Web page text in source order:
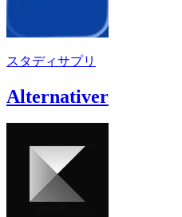
スタディサプリ
Alternativer